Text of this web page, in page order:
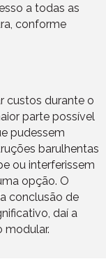
a todas as
conforme
custos durante o
parte possível
pudessem
barulhentas
ou interferissem
opção. O
conclusão de
daí a
modular.